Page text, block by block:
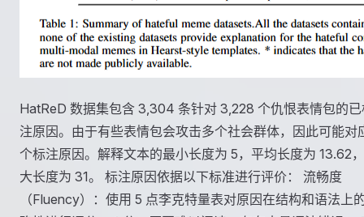
HatReD 数据集包含 3,304 条针对 3,228 个仇恨表情包的
注原因。由于有些表情包会攻击多个社会群体，因此可能对
个标注原因。解释文本的最小长度为 5，平均长度为 13.62
大长度为 31。 标注原因依据以下标准进行评价： 流畅度
（Fluency）：使用 5 点李克特量表对原因在结构和语法上